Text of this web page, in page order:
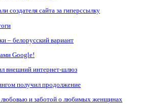
создателя сайта за гиперссылку
– белорусский вариант
Google!
внешний интернет-шлюз
получил продолжение
и заботой о любимых женщинах